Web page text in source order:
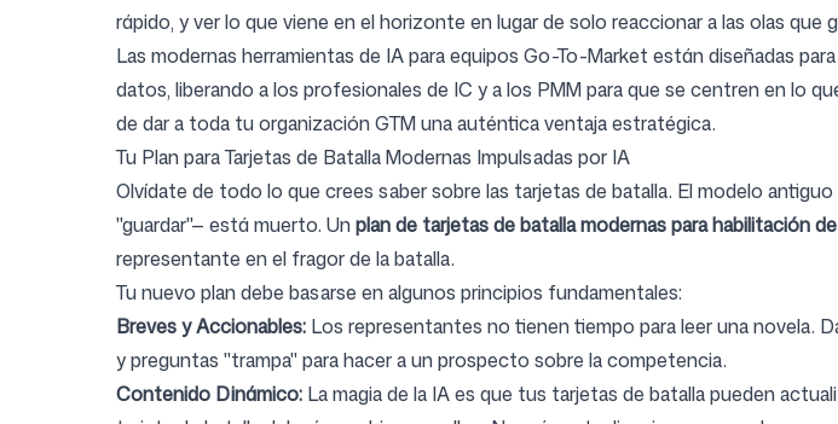
rápido, y ver lo que viene en el horizonte en lugar de solo reaccionar a las olas que
Las modernas herramientas de IA para equipos Go-To-Market están diseñadas
datos, liberando a los profesionales de IC y a los PMM para que se centren en lo
de dar a toda tu organización GTM una auténtica ventaja estratégica.
Tu Plan para Tarjetas de Batalla Modernas Impulsadas por IA
Olvídate de todo lo que crees saber sobre las tarjetas de batalla. El modelo
"guardar"— está muerto. Unplan de tarjetas de batalla modernas para habilitación
representante en el fragor de la batalla.
Tu nuevo plan debe basarse en algunos principios fundamentales:
Breves y Accionables: Los representantes no tienen tiempo para leer una novela.
y preguntas "trampa" para hacer a un prospecto sobre la competencia.
Contenido Dinámico: La magia de la IA es que tus tarjetas de batalla pueden